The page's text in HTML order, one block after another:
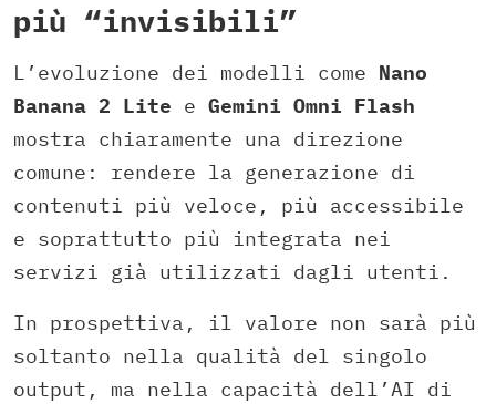
più “invisibili”
L’evoluzione dei modelli come Nano
Banana 2 Lite e Gemini Omni Flash
mostra chiaramente una direzione
comune: rendere la generazione di
contenuti più veloce, più accessibile
e soprattutto più integrata nei
servizi già utilizzati dagli utenti.
In prospettiva, il valore non sarà più
soltanto nella qualità del singolo
output, ma nella capacità dell’AI di